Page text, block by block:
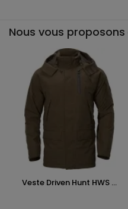
Nous vous
Veste Driven Hunt HWS ...